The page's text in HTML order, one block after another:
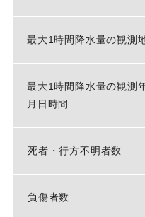
最大1時間降水量の観測
最大1時間降水量の観測
月日時間
死者・行方不明者数
負傷者数